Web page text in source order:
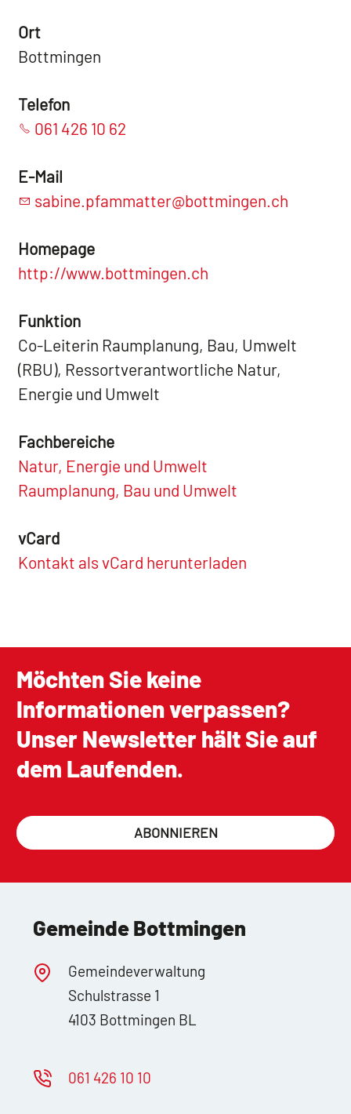
Ort
Bottmingen
Telefon
061 426 10 62
E-Mail
sabine.pfammatter@bottmingen.ch
Homepage
http://www.bottmingen.ch
Funktion
Co-Leiterin Raumplanung, Bau, Umwelt
(RBU), Ressortverantwortliche Natur,
Energie und Umwelt
Fachbereiche
Natur, Energie und Umwelt
Raumplanung, Bau und Umwelt
vCard
Kontakt als vCard herunterladen
Möchten Sie keine
Informationen verpassen?
Unser Newsletter hält Sie auf
dem Laufenden.
ABONNIEREN
Gemeinde Bottmingen
Gemeindeverwaltung
Schulstrasse 1
4103 Bottmingen BL
061 426 10 10